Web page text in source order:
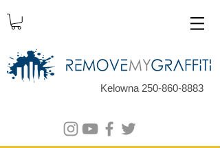
Kelowna 250-860-8883